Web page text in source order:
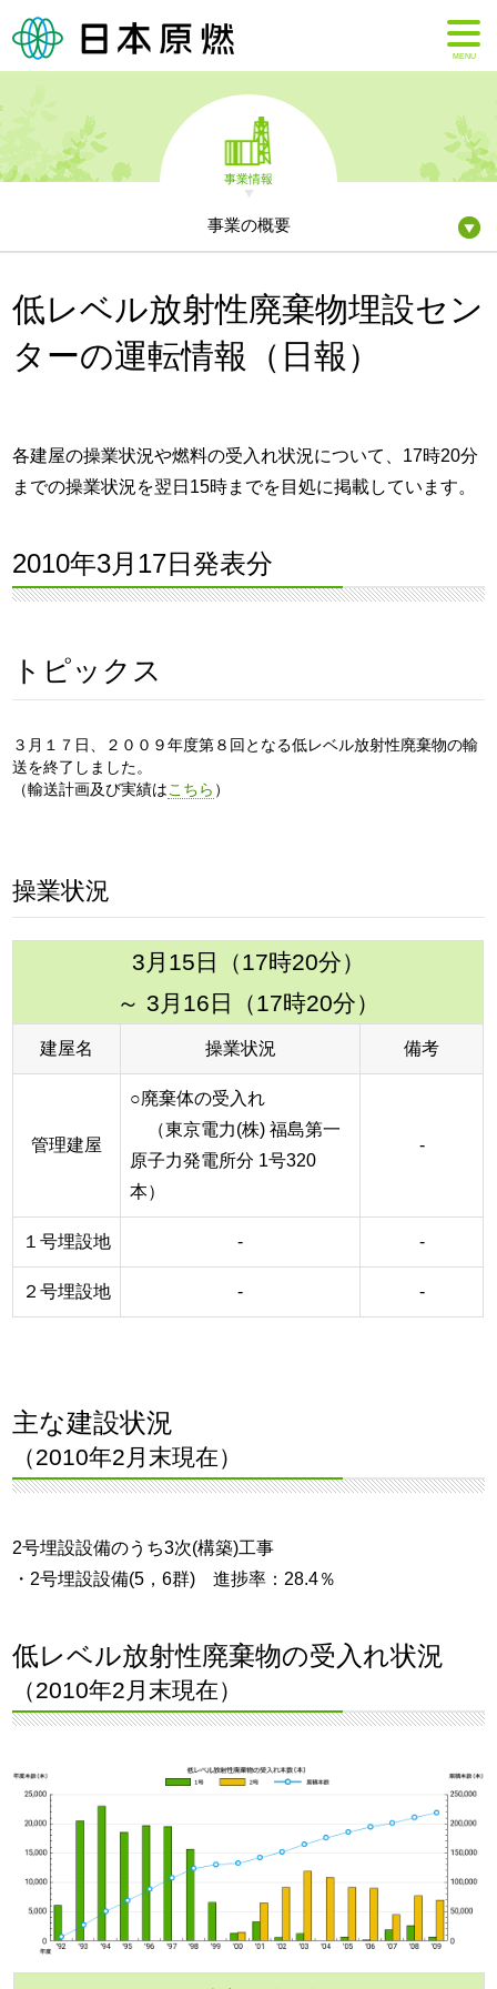
MENU
事業情報
事業の概要
低レベル放射性廃棄物埋設セン
ターの運転情報（日報）
各建屋の操業状況や燃料の受入れ状況について、17時20分
までの操業状況を翌日15時までを目処に掲載しています。
2010年3月17日発表分
３月１７日、２００９年度第８回となる低レベル放射性廃棄物の輸
送を終了しました。
（輸送計画及び実績はこちら ）
操業状況
3月15日（17時20分）
～ 3月16日（17時20分）
建屋名 操業状況 備考
管理建屋
○廃棄体の受入れ
（東京電力(株) 福島第一
原子力発電所分 1号320
本）
-
１号埋設地 - -
２号埋設地 - -
主な建設状況
（2010年2月末現在）
2号埋設設備のうち3次(構築)工事
・2号埋設設備(5，6群) 進捗率：28.4％
低レベル放射性廃棄物の受入れ状況
（2010年2月末現在）